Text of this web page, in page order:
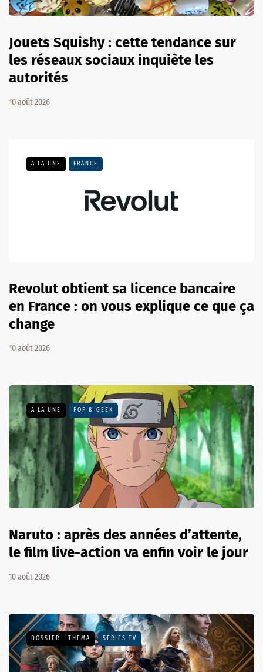
Jouets Squishy : cette tendance sur
les réseaux sociaux inquiète les
autorités
10 août 2026
A LA UNE FRANCE
Revolut obtient sa licence bancaire
en France : on vous explique ce que ça
change
10 août 2026
A LA UNE POP & GEEK
Naruto : après des années d’attente,
le film live-action va enfin voir le jour
10 août 2026
DOSSIER - THEMA SÉRIES TV